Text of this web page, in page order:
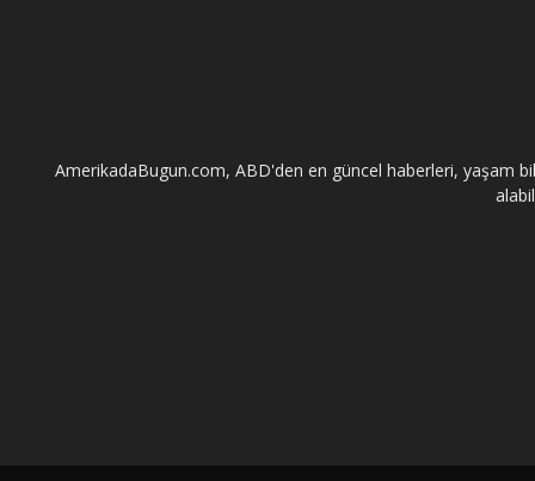
AmerikadaBugun.com, ABD'den en güncel haberleri, yaşam